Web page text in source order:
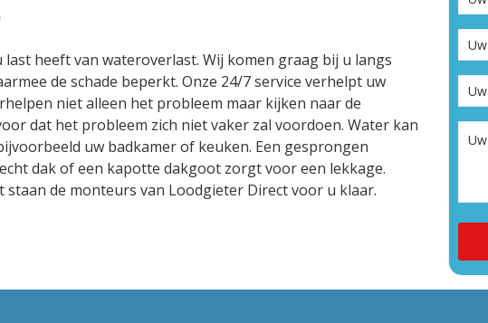
heeft van wateroverlast. Wij komen graag bij u langs
de schade beperkt. Onze 24/7 service verhelpt uw
niet alleen het probleem maar kijken naar de
dat het probleem zich niet vaker zal voordoen. Water kan
uw badkamer of keuken. Een gesprongen
dak of een kapotte dakgoot zorgt voor een lekkage.
de monteurs van Loodgieter Direct voor u klaar.